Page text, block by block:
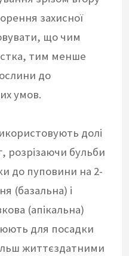
захисної
що чим
тим менше
до
умов.
долі
розрізаючи бульби
до пуповини на 2-
(базальна) і
(апікальна)
для посадки
життєздатними